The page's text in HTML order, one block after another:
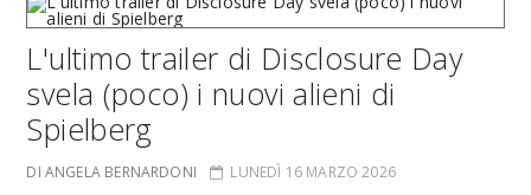
L'ultimo trailer di Disclosure Day
svela (poco) i nuovi alieni di
Spielberg
DI ANGELA BERNARDONI LUNEDÌ 16 MARZO 2026